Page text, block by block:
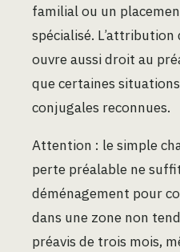
familial ou un
spécialisé. L’attribution
ouvre aussi droit au
que certaines
conjugales reconnues.
Attention : le simple
perte préalable ne
déménagement pour
dans une zone non
préavis de trois mois,